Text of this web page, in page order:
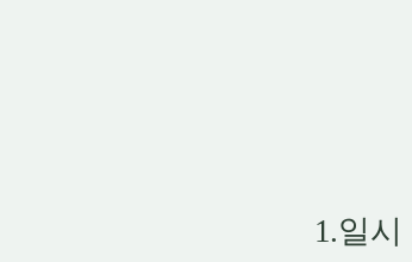
1.일시